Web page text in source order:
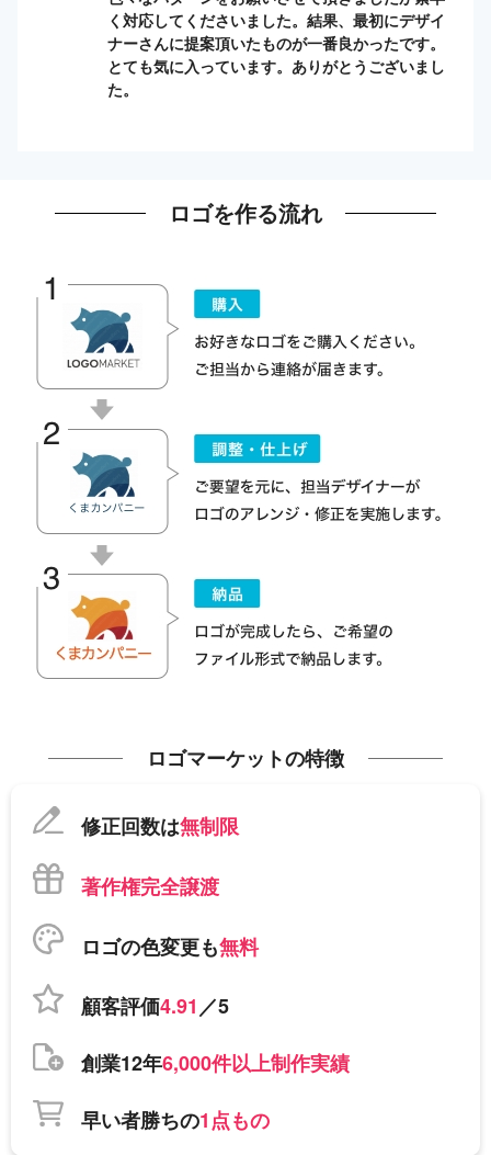
く対応してくださいました。結果、最初にデザイ
ナーさんに提案頂いたものが一番良かったです。
とても気に入っています。ありがとうございまし
た。
ロゴを作る流れ
ロゴマーケットの特徴
修正回数は無制限
著作権完全譲渡
ロゴの色変更も無料
顧客評価4.91／5
創業12年6,000件以上制作実績
早い者勝ちの1点もの